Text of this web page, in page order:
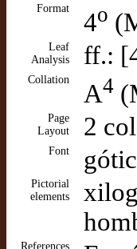
Format
4o
Leaf
Analysis
ff.:
Collation A4
Page
Layout
2
Font
Pictorial
elements
References